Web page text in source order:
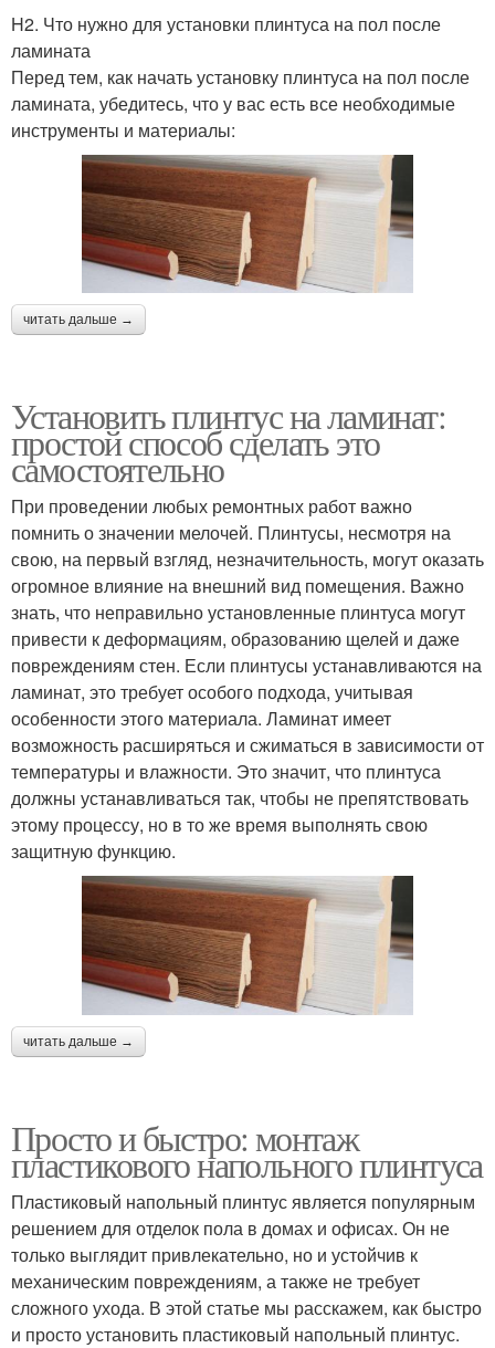
H2. Что нужно для установки плинтуса на пол после
ламината
Перед тем, как начать установку плинтуса на пол после
ламината, убедитесь, что у вас есть все необходимые
инструменты и материалы:
читать дальше →
Установить плинтус на ламинат:
простой способ сделать это
самостоятельно
При проведении любых ремонтных работ важно
помнить о значении мелочей. Плинтусы, несмотря на
свою, на первый взгляд, незначительность, могут оказать
огромное влияние на внешний вид помещения. Важно
знать, что неправильно установленные плинтуса могут
привести к деформациям, образованию щелей и даже
повреждениям стен. Если плинтусы устанавливаются на
ламинат, это требует особого подхода, учитывая
особенности этого материала. Ламинат имеет
возможность расширяться и сжиматься в зависимости от
температуры и влажности. Это значит, что плинтуса
должны устанавливаться так, чтобы не препятствовать
этому процессу, но в то же время выполнять свою
защитную функцию.
читать дальше →
Просто и быстро: монтаж
пластикового напольного плинтуса
Пластиковый напольный плинтус является популярным
решением для отделок пола в домах и офисах. Он не
только выглядит привлекательно, но и устойчив к
механическим повреждениям, а также не требует
сложного ухода. В этой статье мы расскажем, как быстро
и просто установить пластиковый напольный плинтус.